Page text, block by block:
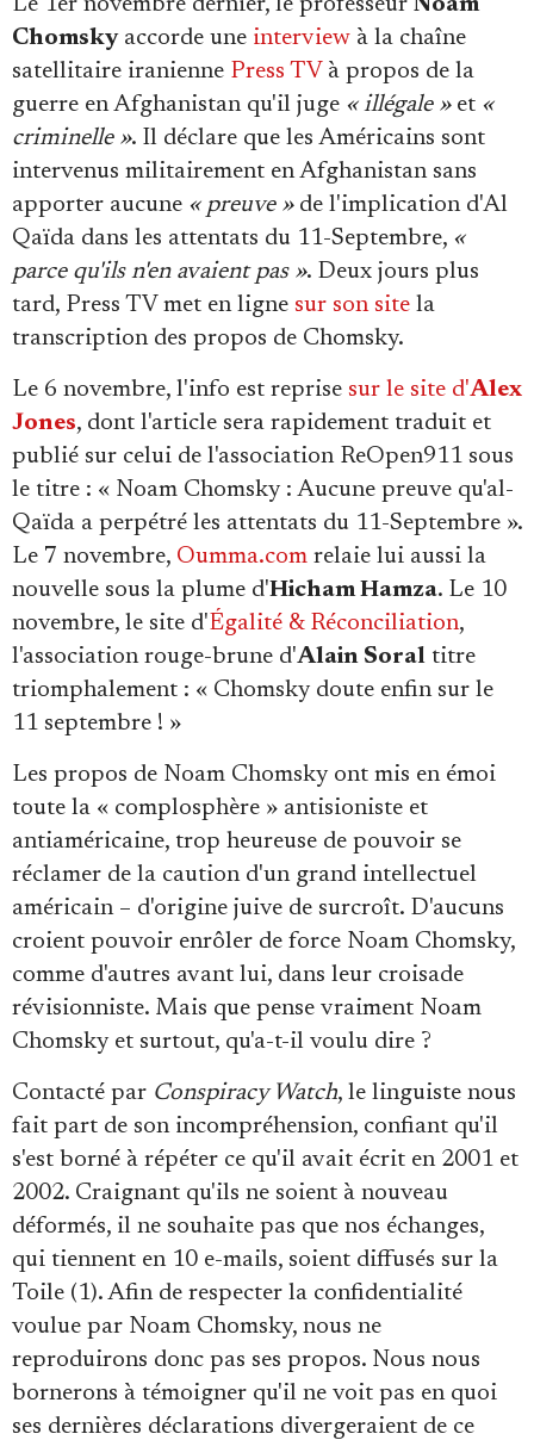
Le 1er novembre dernier, le professeur Noam
Chomskyaccorde une interview à la chaîne
satellitaire iranienne Press TV à propos de la
guerre en Afghanistan qu'il juge « illégale »et «
criminelle ». Il déclare que les Américains sont
intervenus militairement en Afghanistan sans
apporter aucune « preuve »de l'implication d'Al
Qaïda dans les attentats du 11-Septembre, «
parce qu'ils n'en avaient pas ». Deux jours plus
tard, Press TV met en ligne sur son site la
transcription des propos de Chomsky.
Le 6 novembre, l'info est reprise sur le site d'Alex
Jones, dont l'article sera rapidement traduit et
publié sur celui de l'association ReOpen911 sous
le titre : « Noam Chomsky : Aucune preuve qu'al-
Qaïda a perpétré les attentats du 11-Septembre ».
Le 7 novembre, Oumma.com relaie lui aussi la
nouvelle sous la plume d'Hicham Hamza. Le 10
novembre, le site d'Égalité & Réconciliation,
l'association rouge-brune d'Alain Soral titre
triomphalement : « Chomsky doute enfin sur le
11 septembre ! »
Les propos de Noam Chomsky ont mis en émoi
toute la « complosphère » antisioniste et
antiaméricaine, trop heureuse de pouvoir se
réclamer de la caution d'un grand intellectuel
américain – d'origine juive de surcroît. D'aucuns
croient pouvoir enrôler de force Noam Chomsky,
comme d'autres avant lui, dans leur croisade
révisionniste. Mais que pense vraiment Noam
Chomsky et surtout, qu'a-t-il voulu dire ?
Contacté par Conspiracy Watch, le linguiste nous
fait part de son incompréhension, confiant qu'il
s'est borné à répéter ce qu'il avait écrit en 2001 et
2002. Craignant qu'ils ne soient à nouveau
déformés, il ne souhaite pas que nos échanges,
qui tiennent en 10 e-mails, soient diffusés sur la
Toile (1). Afin de respecter la confidentialité
voulue par Noam Chomsky, nous ne
reproduirons donc pas ses propos. Nous nous
bornerons à témoigner qu'il ne voit pas en quoi
ses dernières déclarations divergeraient de ce